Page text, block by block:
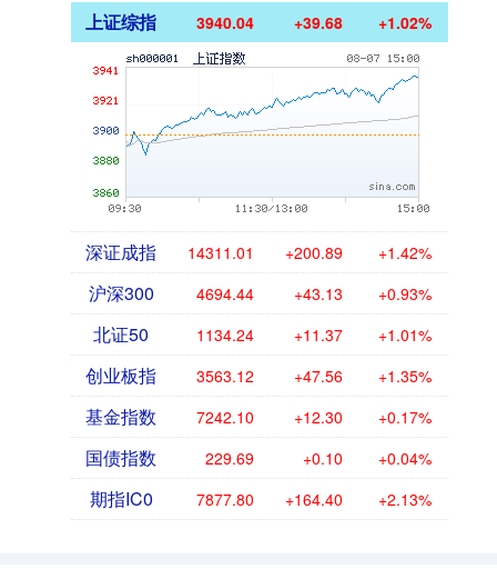
上证综指 3940.04 +39.68 +1.02%
深证成指 14311.01 +200.89 +1.42%
沪深300 4694.44 +43.13 +0.93%
北证50 1134.24 +11.37 +1.01%
创业板指 3563.12 +47.56 +1.35%
基金指数 7242.10 +12.30 +0.17%
国债指数 229.69 +0.10 +0.04%
期指IC0 7877.80 +164.40 +2.13%